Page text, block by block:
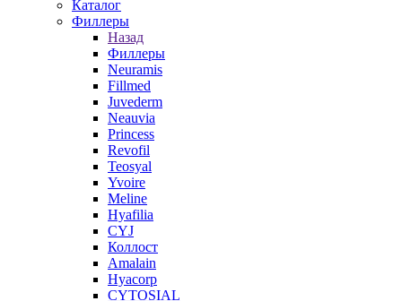
Каталог
Филлеры
Назад
Филлеры
Neuramis
Fillmed
Juvederm
Neauvia
Princess
Revofil
Teosyal
Yvoire
Meline
Hyafilia
CYJ
Коллост
Amalain
Hyacorp
CYTOSIAL